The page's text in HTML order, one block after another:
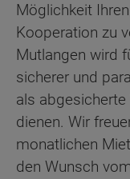
Möglichkeit
Kooperation zu
Mutlangen wird
sicherer und
als
dienen. Wir
monatlichen
den Wunsch